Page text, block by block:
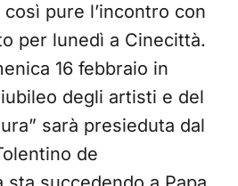
pure l’incontro con
per lunedì a Cinecittà.
16 febbraio in
degli artisti e del
sarà presieduta dal
de